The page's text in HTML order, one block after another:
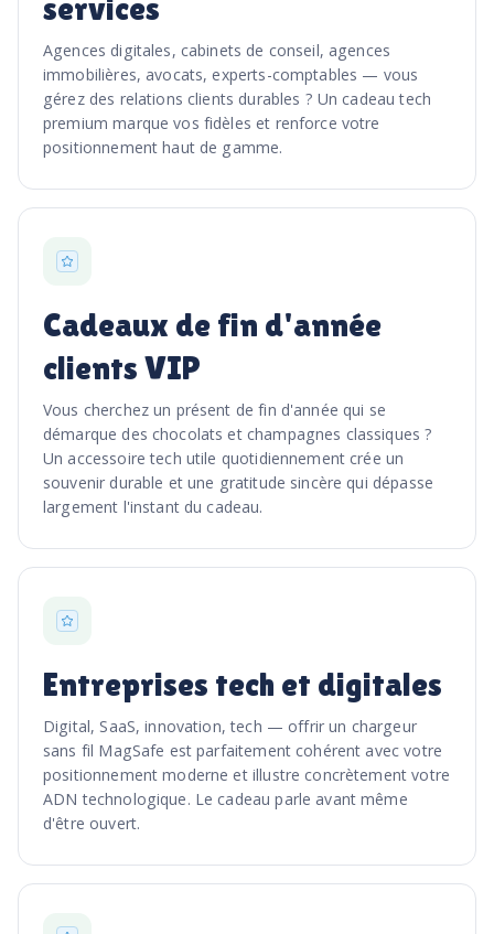
services
Agences digitales, cabinets de conseil, agences
immobilières, avocats, experts-comptables — vous
gérez des relations clients durables ? Un cadeau tech
premium marque vos fidèles et renforce votre
positionnement haut de gamme.
Cadeaux de fin d'année
clients VIP
Vous cherchez un présent de fin d'année qui se
démarque des chocolats et champagnes classiques ?
Un accessoire tech utile quotidiennement crée un
souvenir durable et une gratitude sincère qui dépasse
largement l'instant du cadeau.
Entreprises tech et digitales
Digital, SaaS, innovation, tech — offrir un chargeur
sans fil MagSafe est parfaitement cohérent avec votre
positionnement moderne et illustre concrètement votre
ADN technologique. Le cadeau parle avant même
d'être ouvert.